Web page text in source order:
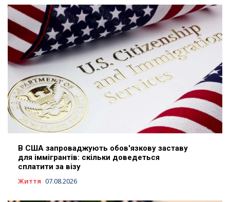
В США запроваджують обов'язкову заставу
для іммігрантів: скільки доведеться
сплатити за візу
Життя 07.08.2026